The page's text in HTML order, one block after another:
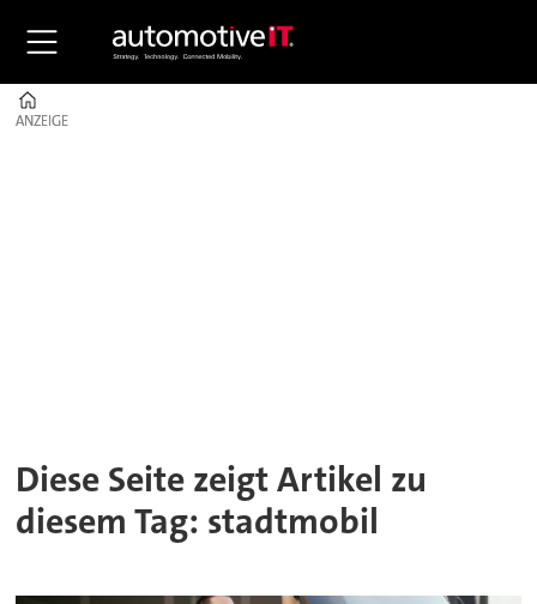
ANZEIGE
ANZEIGE
Diese Seite zeigt Artikel zu
diesem Tag: stadtmobil